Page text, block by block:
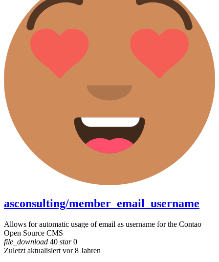
asconsulting/member_email_username
Allows for automatic usage of email as username for the Contao
Open Source CMS
file_download 40 star0
Zuletzt aktualisiert vor 8 Jahren